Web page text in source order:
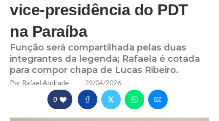
vice-presidência do PDT
na Paraíba
Função será compartilhada pelas duas
integrantes da legenda; Rafaela é cotada
para compor chapa de Lucas Ribeiro.
Por Rafael Andrade 29/04/2026
0